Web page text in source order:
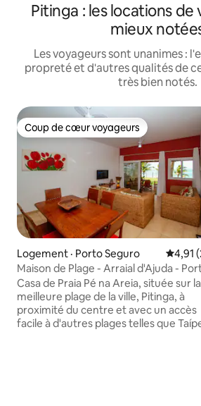
Pitinga : les locations de
mieux
Les voyageurs sont unanimes :
propreté et d'autres qualités de
très bien notés.
Coup de cœur voyageurs
Coup de cœur voyageurs
Logement · Porto Seguro Note
4,91
Maison de Plage - Arraial d'Ajuda -
Seguro
Casa de Praia Pé na Areia, située sur la
meilleure plage de la ville, Pitinga, à
proximité du centre et avec un accès
facile à d'autres plages telles que